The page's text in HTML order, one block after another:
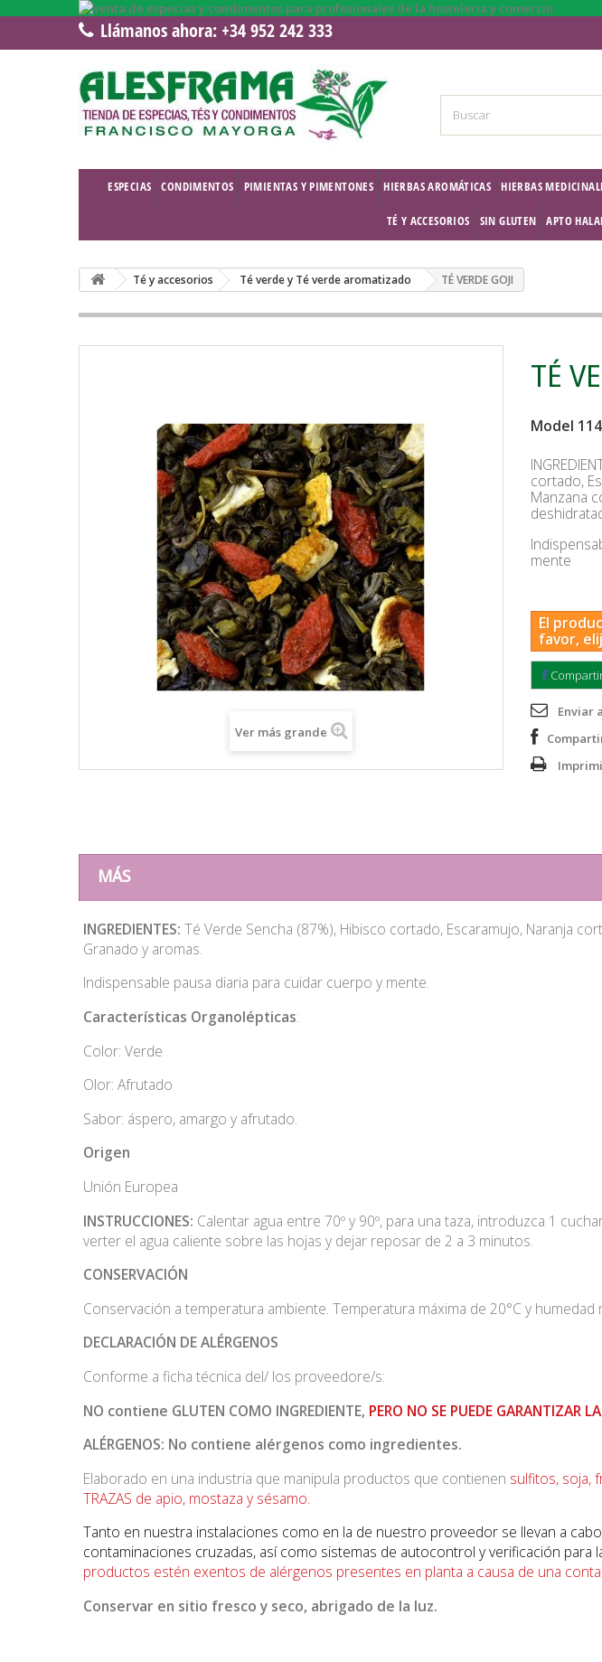
Llámanos ahora: +34 952 242 333
ESPECIAS CONDIMENTOS PIMIENTAS Y PIMENTONES HIERBAS AROMÁTICAS HIERBAS
TÉ Y ACCESORIOS SIN GLUTEN APTO
Té y accesorios Té verde y Té verde aromatizado TÉ VERDE GOJI
Ver más grande
TÉ
Model
cortado,
Manzana
mente
El
favor,
Enviar
MÁS
INGREDIENTES: Té Verde Sencha (87%), Hibisco cortado, Escaramujo, Naranja
Granado y aromas.
Indispensable pausa diaria para cuidar cuerpo y mente.
Características Organolépticas:
Color: Verde
Olor: Afrutado
Sabor: áspero, amargo y afrutado.
Origen
Unión Europea
INSTRUCCIONES: Calentar agua entre 70º y 90º, para una taza, introduzca 1
verter el agua caliente sobre las hojas y dejar reposar de 2 a 3 minutos.
CONSERVACIÓN
Conservación a temperatura ambiente. Temperatura máxima de 20°C y humedad
DECLARACIÓN DE ALÉRGENOS
Conforme a ficha técnica del/ los proveedore/s:
NO contiene GLUTEN COMO INGREDIENTE, PERO NO SE PUEDE GARANTIZAR
ALÉRGENOS: No contiene alérgenos como ingredientes.
Elaborado en una industria que manipula productos que contienen sulfitos, soja,
TRAZAS de apio, mostaza y sésamo.
Tanto en nuestra instalaciones como en la de nuestro proveedor se llevan a
contaminaciones cruzadas, así como sistemas de autocontrol y verificación para
productos estén exentos de alérgenos presentes en planta a causa de una
Conservar en sitio fresco y seco, abrigado de la luz.